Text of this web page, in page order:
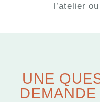
l’atelier
UNE